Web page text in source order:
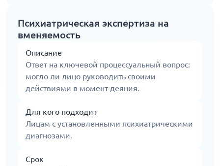
Психиатрическая экспертиза на
вменяемость
Описание
Ответ на ключевой процессуальный вопрос:
могло ли лицо руководить своими
действиями в момент деяния.
Для кого подходит
Лицам с установленными психиатрическими
диагнозами.
Срок